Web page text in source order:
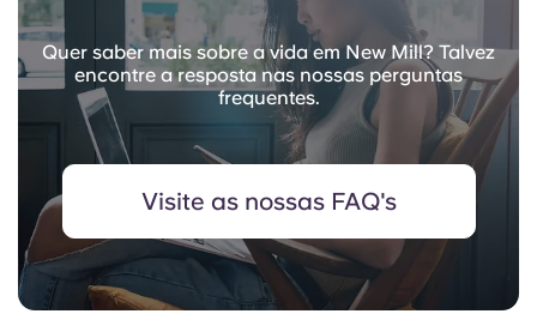
Quer saber mais sobre a vida em New Mill? Talvez
encontre a resposta nas nossas perguntas
frequentes.
Visite as nossas FAQ's